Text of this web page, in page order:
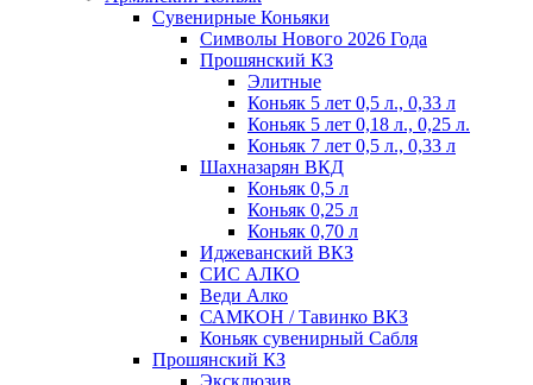
Сувенирные Коньяки
Символы Нового 2026 Года
Прошянский КЗ
Элитные
Коньяк 5 лет 0,5 л., 0,33 л
Коньяк 5 лет 0,18 л., 0,25 л.
Коньяк 7 лет 0,5 л., 0,33 л
Шахназарян ВКД
Коньяк 0,5 л
Коньяк 0,25 л
Коньяк 0,70 л
Иджеванский ВКЗ
СИС АЛКО
Веди Алко
САМКОН / Тавинко ВКЗ
Коньяк сувенирный Сабля
Прошянский КЗ
Эксклюзив